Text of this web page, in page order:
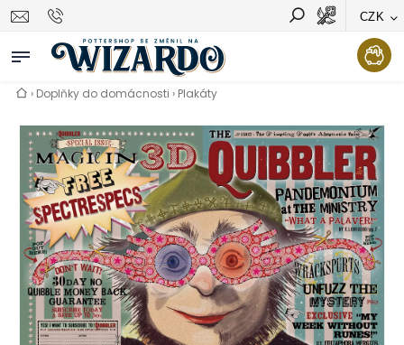
CZK
Vyhledávání Hledat
› Doplňky do domácnosti › Plakáty